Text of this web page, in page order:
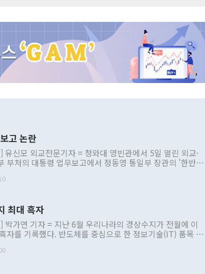
고 논란
유신모 외교전문기자 = 청와대 영빈관에서 5일 열린 외교·
부처의 대통령 업무보고에서 정동영 통일부 장관의 '한반도
부 내 조율을 거치지 않은 사안을 정책으로 추진하겠다고 공
근거한 비현실적 구상'이라는 비판을 내놨다. 그동안 정 장
관련 발언이 물의를 빚은 적은 여러 번 있지만 대통령과 유
공개적으로 부정적 입장을 표명한 것은 이례적이다. 정 장
북 접근법과 월권을 제어해야 한다는 목소리도 높아지고 있
최대 흑자
박가연 기자 = 지난 6월 우리나라의 경상수지가 전월에 이
자를 기록했다. 반도체를 중심으로 한 정보기술(IT) 품목 수